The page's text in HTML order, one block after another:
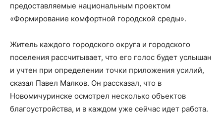
предоставляемые национальным проектом
«Формирование комфортной городской среды».
Житель каждого городского округа и городского
поселения рассчитывает, что его голос будет услышан
и учтен при определении точки приложения усилий,
сказал Павел Малков. Он рассказал, что в
Новомичуринске осмотрел несколько объектов
благоустройства, и в каждом уже сейчас идет работа.